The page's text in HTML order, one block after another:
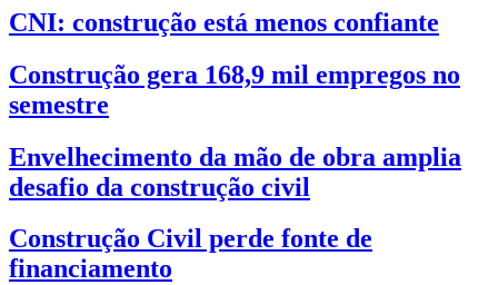
CNI: construção está menos confiante
Construção gera 168,9 mil empregos no
semestre
Envelhecimento da mão de obra amplia
desafio da construção civil
Construção Civil perde fonte de
financiamento